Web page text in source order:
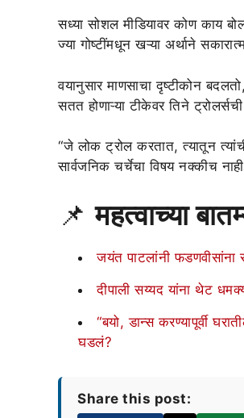
सध्या सोशल मीडियावर कोण काय
ज्या गोष्टींमधून खऱ्या अर्थाने
वयानुसार माणसाचा दृष्टीकोन
सतत होणाऱ्या टीकेवर तिने
“जे लोक ट्रोल करतात, त्यातून
सार्वजनिक चर्चेचा विषय नक्कीच
📌महत्वाच्या
जयंत पाटलांनी फडणवीसांना
दीपाली सय्यद यांना थेट
“बयो, डान्स करण्यापूर्वी
घडलं?
Share this post: